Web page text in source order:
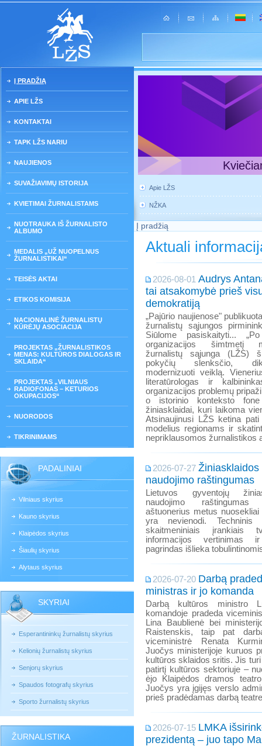
Į PRADŽIĄ
APIE LŽS
KONTAKTAI
TAPK LŽS NARIU
NAUJIENOS
SUVAŽIAVIMŲ ISTORIJA
KVIETIMAI ŽURNALISTAMS
NUOTRAUKA IŠ ŽURNALISTO
ALBUMO
MEDALIS „UŽ NUOPELNUS
ŽURNALISTIKAI“
TEISĖS AKTAI
ETIKOS KOMISIJA
NACIONALINĖ ŽURNALISTŲ
KŪRĖJŲ ASOCIACIJA
PROJEKTAS „ŽURNALISTIKOS
MENAS: KULTŪROS DIALOGAS IR
SKLAIDA“
PROJEKTAS „VILNIAUS
RADIOFONAS – KETURIOS
OKUPACIJOS“
NUORODOS
TIKRINIMAMS
PADALINIAI
Vilniaus skyrius
Kauno skyrius
Klaipėdos skyrius
Šiaulių skyrius
Alytaus skyrius
SKYRIAI
Esperantininkų žurnalistų skyrius
Kelionių žurnalistų skyrius
Senjorų skyrius
Spaudos fotografų skyrius
Sporto žurnalistų skyrius
ŽURNALISTIKA
Apie LŽS
NŽKA
Į pradžią
Aktuali
2026-08-01 Audrys
tai atsakomybė prieš
demokratiją
„Pajūrio naujienose"
žurnalistų sąjungos
Siūlome pasiskaityti...
organizacijos šimtmetį
žurnalistų sąjunga (LŽS)
pokyčių slenksčio,
modernizuoti veiklą.
literatūrologas ir
organizacijos problemų
o istorinio konteksto
žiniasklaidai, kuri laikoma
Atsinaujinusi LŽS ketina
modelius regionams ir
nepriklausomos žurnalistikos
2026-07-27
naudojimo raštingumas
Lietuvos gyventojų
naudojimo
aštuonerius metus
yra nevienodi. Techninis
skaitmeniniais įrankiais
informacijos vertinimas
pagrindas išlieka
2026-07-20 Darbą
ministras ir jo komanda
Darbą kultūros ministro
komandoje pradeda
Lina Baublienė bei
Raistenskis, taip pat
viceministrė Renata
Juočys ministerijoje kuruos
kultūros sklaidos sritis. Jis
patirtį kultūros sektoriuje –
ėjo Klaipėdos dramos
Juočys yra įgijęs verslo
prieš pradėdamas darbą
2026-07-15 LMKA
prezidentą – juo tapo